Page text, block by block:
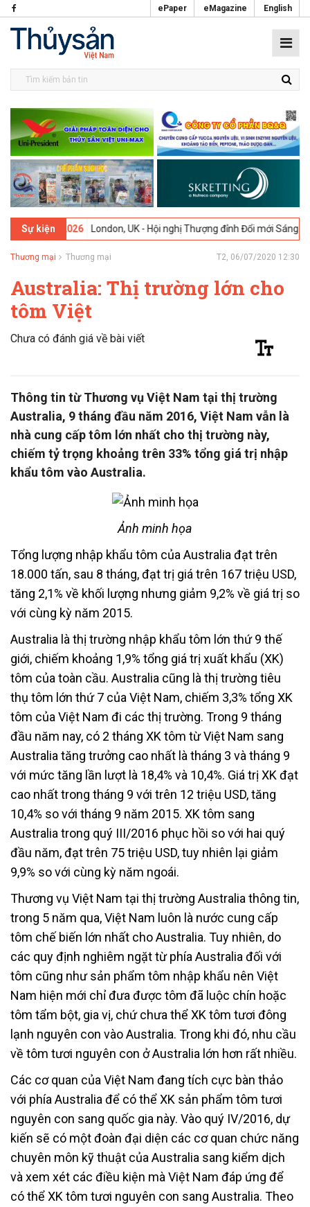
ePaper eMagazine English
Sự kiện
2026 London, UK - Hội nghị Thượng đỉnh Đổi mới Sáng tạo trong
Thương mại Thương mại T2, 06/07/2020 12:30
Australia: Thị trường lớn cho
tôm Việt
Chưa có đánh giá về bài viết
Thông tin từ Thương vụ Việt Nam tại thị trường
Australia, 9 tháng đầu năm 2016, Việt Nam vẫn là
nhà cung cấp tôm lớn nhất cho thị trường này,
chiếm tỷ trọng khoảng trên 33% tổng giá trị nhập
khẩu tôm vào Australia.
Ảnh minh họa
Tổng lượng nhập khẩu tôm của Australia đạt trên
18.000 tấn, sau 8 tháng, đạt trị giá trên 167 triệu USD,
tăng 2,1% về khối lượng nhưng giảm 9,2% về giá trị so
với cùng kỳ năm 2015.
Australia là thị trường nhập khẩu tôm lớn thứ 9 thế
giới, chiếm khoảng 1,9% tổng giá trị xuất khẩu (XK)
tôm của toàn cầu. Australia cũng là thị trường tiêu
thụ tôm lớn thứ 7 của Việt Nam, chiếm 3,3% tổng XK
tôm của Việt Nam đi các thị trường. Trong 9 tháng
đầu năm nay, có 2 tháng XK tôm từ Việt Nam sang
Australia tăng trưởng cao nhất là tháng 3 và tháng 9
với mức tăng lần lượt là 18,4% và 10,4%. Giá trị XK đạt
cao nhất trong tháng 9 với trên 12 triệu USD, tăng
10,4% so với tháng 9 năm 2015. XK tôm sang
Australia trong quý III/2016 phục hồi so với hai quý
đầu năm, đạt trên 75 triệu USD, tuy nhiên lại giảm
9,9% so với cùng kỳ năm ngoái.
Thương vụ Việt Nam tại thị trường Australia thông tin,
trong 5 năm qua, Việt Nam luôn là nước cung cấp
tôm chế biến lớn nhất cho Australia. Tuy nhiên, do
các quy định nghiêm ngặt từ phía Australia đối với
tôm cũng như sản phẩm tôm nhập khẩu nên Việt
Nam hiện mới chỉ đưa được tôm đã luộc chín hoặc
tôm tẩm bột, gia vị, chứ chưa thể XK tôm tươi đông
lạnh nguyên con vào Australia. Trong khi đó, nhu cầu
về tôm tươi nguyên con ở Australia lớn hơn rất nhiều.
Các cơ quan của Việt Nam đang tích cực bàn thảo
với phía Australia để có thể XK sản phẩm tôm tươi
nguyên con sang quốc gia này. Vào quý IV/2016, dự
kiến sẽ có một đoàn đại diện các cơ quan chức năng
chuyên môn kỹ thuật của Australia sang kiểm dịch
và xem xét các điều kiện mà Việt Nam đáp ứng để
có thể XK tôm tươi nguyên con sang Australia. Theo